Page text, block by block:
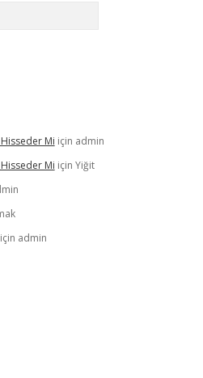
Mi için admin
Mi için Yiğit
admin